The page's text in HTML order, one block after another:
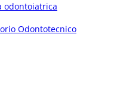
odontoiatrica
Odontotecnico